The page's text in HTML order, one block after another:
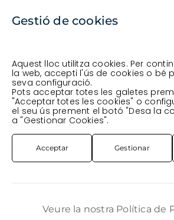
ESCA
Comanda en curs (prevista per al)
Veure comanda
PRESERVATS
ROSA PRES. 55CM STANDART
ROSA PRESERVADA 50CM PINK
Gestió de cookies
Aquest lloc utilitza cookies. Per
la web, accepti l'ús de cookies o bé
seva configuració.
Pots acceptar totes les galetes
"Acceptar totes les cookies" o
el seu ús prement el botó "Desa la
a "Gestionar Cookies".
Acceptar Gestionar
Veure la nostra Política de